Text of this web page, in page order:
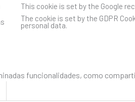
This cookie is set by the Google
The cookie is set by the GDPR
personal data.
funcionalidades, como